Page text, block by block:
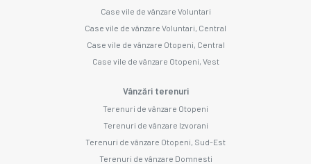
Case vile de vânzare Voluntari
Case vile de vânzare Voluntari, Central
Case vile de vânzare Otopeni, Central
Case vile de vânzare Otopeni, Vest
Vânzări terenuri
Terenuri de vânzare Otopeni
Terenuri de vânzare Izvorani
Terenuri de vânzare Otopeni, Sud-Est
Terenuri de vânzare Domnesti